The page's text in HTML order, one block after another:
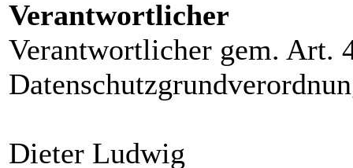
Verantwortlicher
Verantwortlicher gem. Art.
Dieter Ludwig